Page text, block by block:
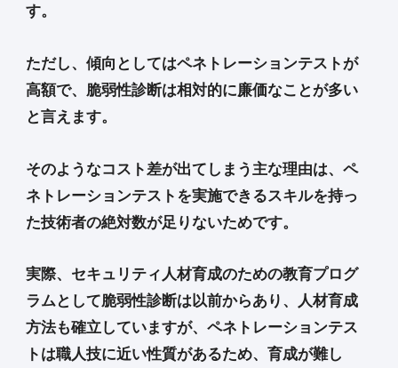
す。
ただし、傾向としてはペネトレーションテストが
高額で、脆弱性診断は相対的に廉価なことが多い
と言えます。
そのようなコスト差が出てしまう主な理由は、ペ
ネトレーションテストを実施できるスキルを持っ
た技術者の絶対数が足りないためです。
実際、セキュリティ人材育成のための教育プログ
ラムとして脆弱性診断は以前からあり、人材育成
方法も確立していますが、ペネトレーションテス
トは職人技に近い性質があるため、育成が難し